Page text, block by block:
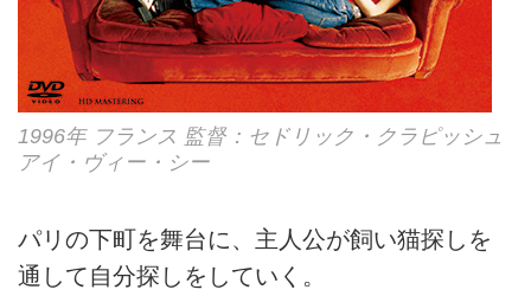
1996年 フランス 監督：セドリック・クラピッシュ
アイ・ヴィー・シー
パリの下町を舞台に、主人公が飼い猫探しを
通して自分探しをしていく。